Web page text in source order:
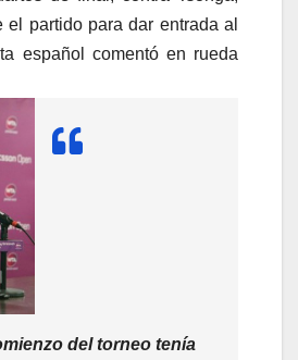
el partido para dar entrada al
español comentó en rueda
del torneo tenía